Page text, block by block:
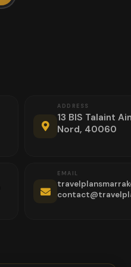
ADDRESS
13 BIS Talaint
Nord, 40060
EMAIL